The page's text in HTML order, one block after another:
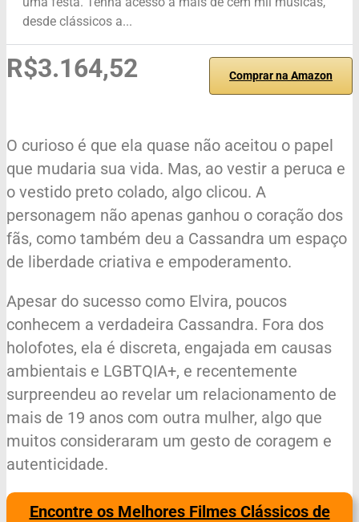
desde clássicos a...
R$3.164,52 Comprar na Amazon
O curioso é que ela quase não aceitou o papel
que mudaria sua vida. Mas, ao vestir a peruca e
o vestido preto colado, algo clicou. A
personagem não apenas ganhou o coração dos
fãs, como também deu a Cassandra um espaço
de liberdade criativa e empoderamento.
Apesar do sucesso como Elvira, poucos
conhecem a verdadeira Cassandra. Fora dos
holofotes, ela é discreta, engajada em causas
ambientais e LGBTQIA+, e recentemente
surpreendeu ao revelar um relacionamento de
mais de 19 anos com outra mulher, algo que
muitos consideraram um gesto de coragem e
autenticidade.
Encontre os Melhores Filmes Clássicos de